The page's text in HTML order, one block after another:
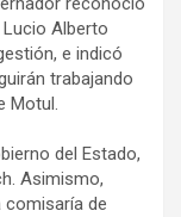
Alberto
e indicó
trabajando
Motul.
del Estado,
Asimismo,
comisaría de